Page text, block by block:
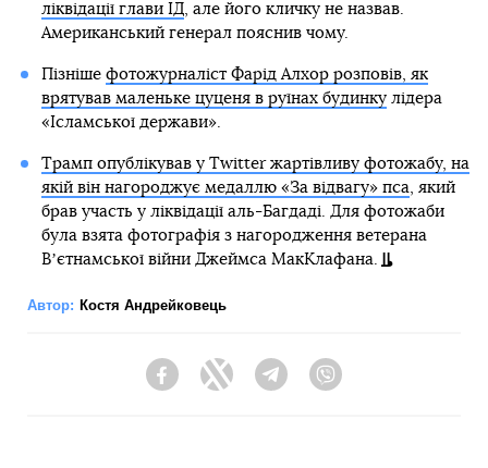
ліквідації глави ІД, але його кличку не назвав.
Американський генерал пояснив чому.
Пізніше фотожурналіст Фарід Алхор розповів, як
врятував маленьке цуценя в руїнах будинкулідера
«Ісламської держави».
Трамп опублікував у Twitter жартівливу фотожабу, на
якій він нагороджує медаллю «За відвагу» пса, який
брав участь у ліквідації аль-Багдаді. Для фотожаби
була взята фотографія з нагородження ветерана
Вʼєтнамської війни Джеймса МакКлафана.
Автор: Костя Андрейковець
FacebookTwitter Telegram